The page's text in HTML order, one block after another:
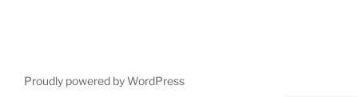
Proudly powered by WordPress